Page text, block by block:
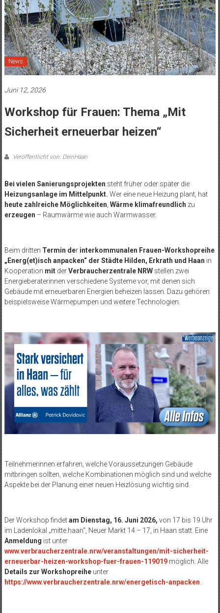
News
Juni 12, 2026
Workshop für Frauen: Thema „Mit
Sicherheit erneuerbar heizen“
Veröffentlicht von: DeinHaan
Bei vielen Sanierungsprojekten steht früher oder später die
Heizungsanlage im Mittelpunkt. Wer eine neue Heizung plant, hat
heute zahlreiche Möglichkeiten Wärme klimafreundlich zu
erzeugen – Raumwärme wie auch Warmwasser.
Beim dritten Termin derinterkommunalen Frauen-Workshopreihe
„Energ(et)isch anpacken“ der Städte Hilden, Erkrath und Haan in
Kooperation mitderVerbraucherzentrale NRWstellen zwei
Energieberaterinnen verschiedene Systeme vor, mit denen sich
Gebäude mit erneuerbaren Energien beheizen lassen. Dazu gehören
beispielsweise Wärmepumpen und weitere Technologien.
Teilnehmerinnen erfahren, welche Voraussetzungen Gebäude
mitbringen sollten, welche Kombinationen möglich sind und welche
Aspekte bei der Planung einer neuen Heizlösung wichtig sind.
Der Workshop findetam Dienstag, 16. Juni 2026, von 17 bis 19 Uhr
im Ladenlokal „mitte.haan“, Neuer Markt 14 – 17, in Haan statt. Eine
Anmeldung ist unter
www.verbraucherzentrale.nrw/veranstaltungen/mit-sicherheit-
erneuerbar-heizen-workshop-fuer-frauen-119019möglich. Alle
Details zur Workshopreiheunter
https://www.verbraucherzentrale.nrw/energetisch-anpacken.